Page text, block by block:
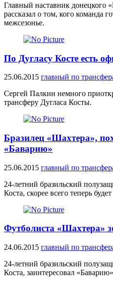
Главный наставник донецкого
рассказал о том, кого команда
межсезонье.
По Дугласу Косте есть
25.06.2015 главный по
Сергей Палкин немного
трансферу Дугласа Косты.
Бразилец «Шахтера»,
«Баварию»
25.06.2015 главный по
24-летний бразильский
Коста, скорее всего теперь
Футболиста «Шахтера»
24.06.2015 главный по
24-летний бразильский
Коста, заинтересовал